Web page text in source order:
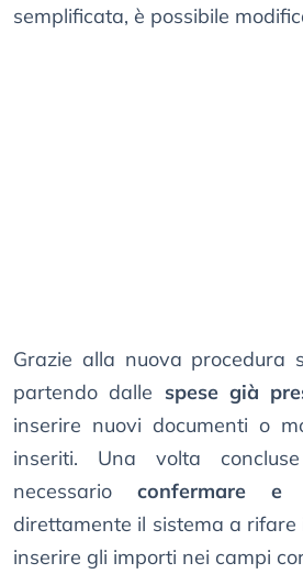
semplificata, è possibile
Grazie alla nuova procedura
partendo dalle spese già
inserire nuovi documenti o
inseriti. Una volta
necessario confermare e
direttamente il sistema a rifare
inserire gli importi nei campi